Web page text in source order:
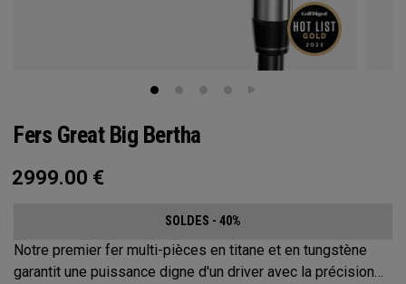
Fers Great Big Bertha
2999.00 €
SOLDES - 40%
Notre premier fer multi-pièces en titane et en tungstène
garantit une puissance digne d'un driver avec la précision